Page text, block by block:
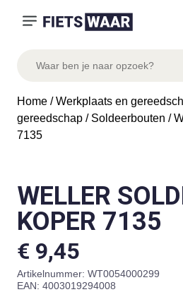
Home /Werkplaats en
gereedschap / Soldeerbouten /
7135
WELLER
KOPER 7135
€ 9,45
Artikelnummer: WT0054000299
EAN: 4003019294008